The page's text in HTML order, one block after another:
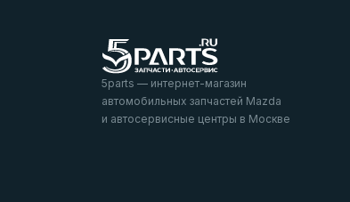
5parts — интернет-магазин
автомобильных запчастей Mazda
и автосервисные центры в Москве